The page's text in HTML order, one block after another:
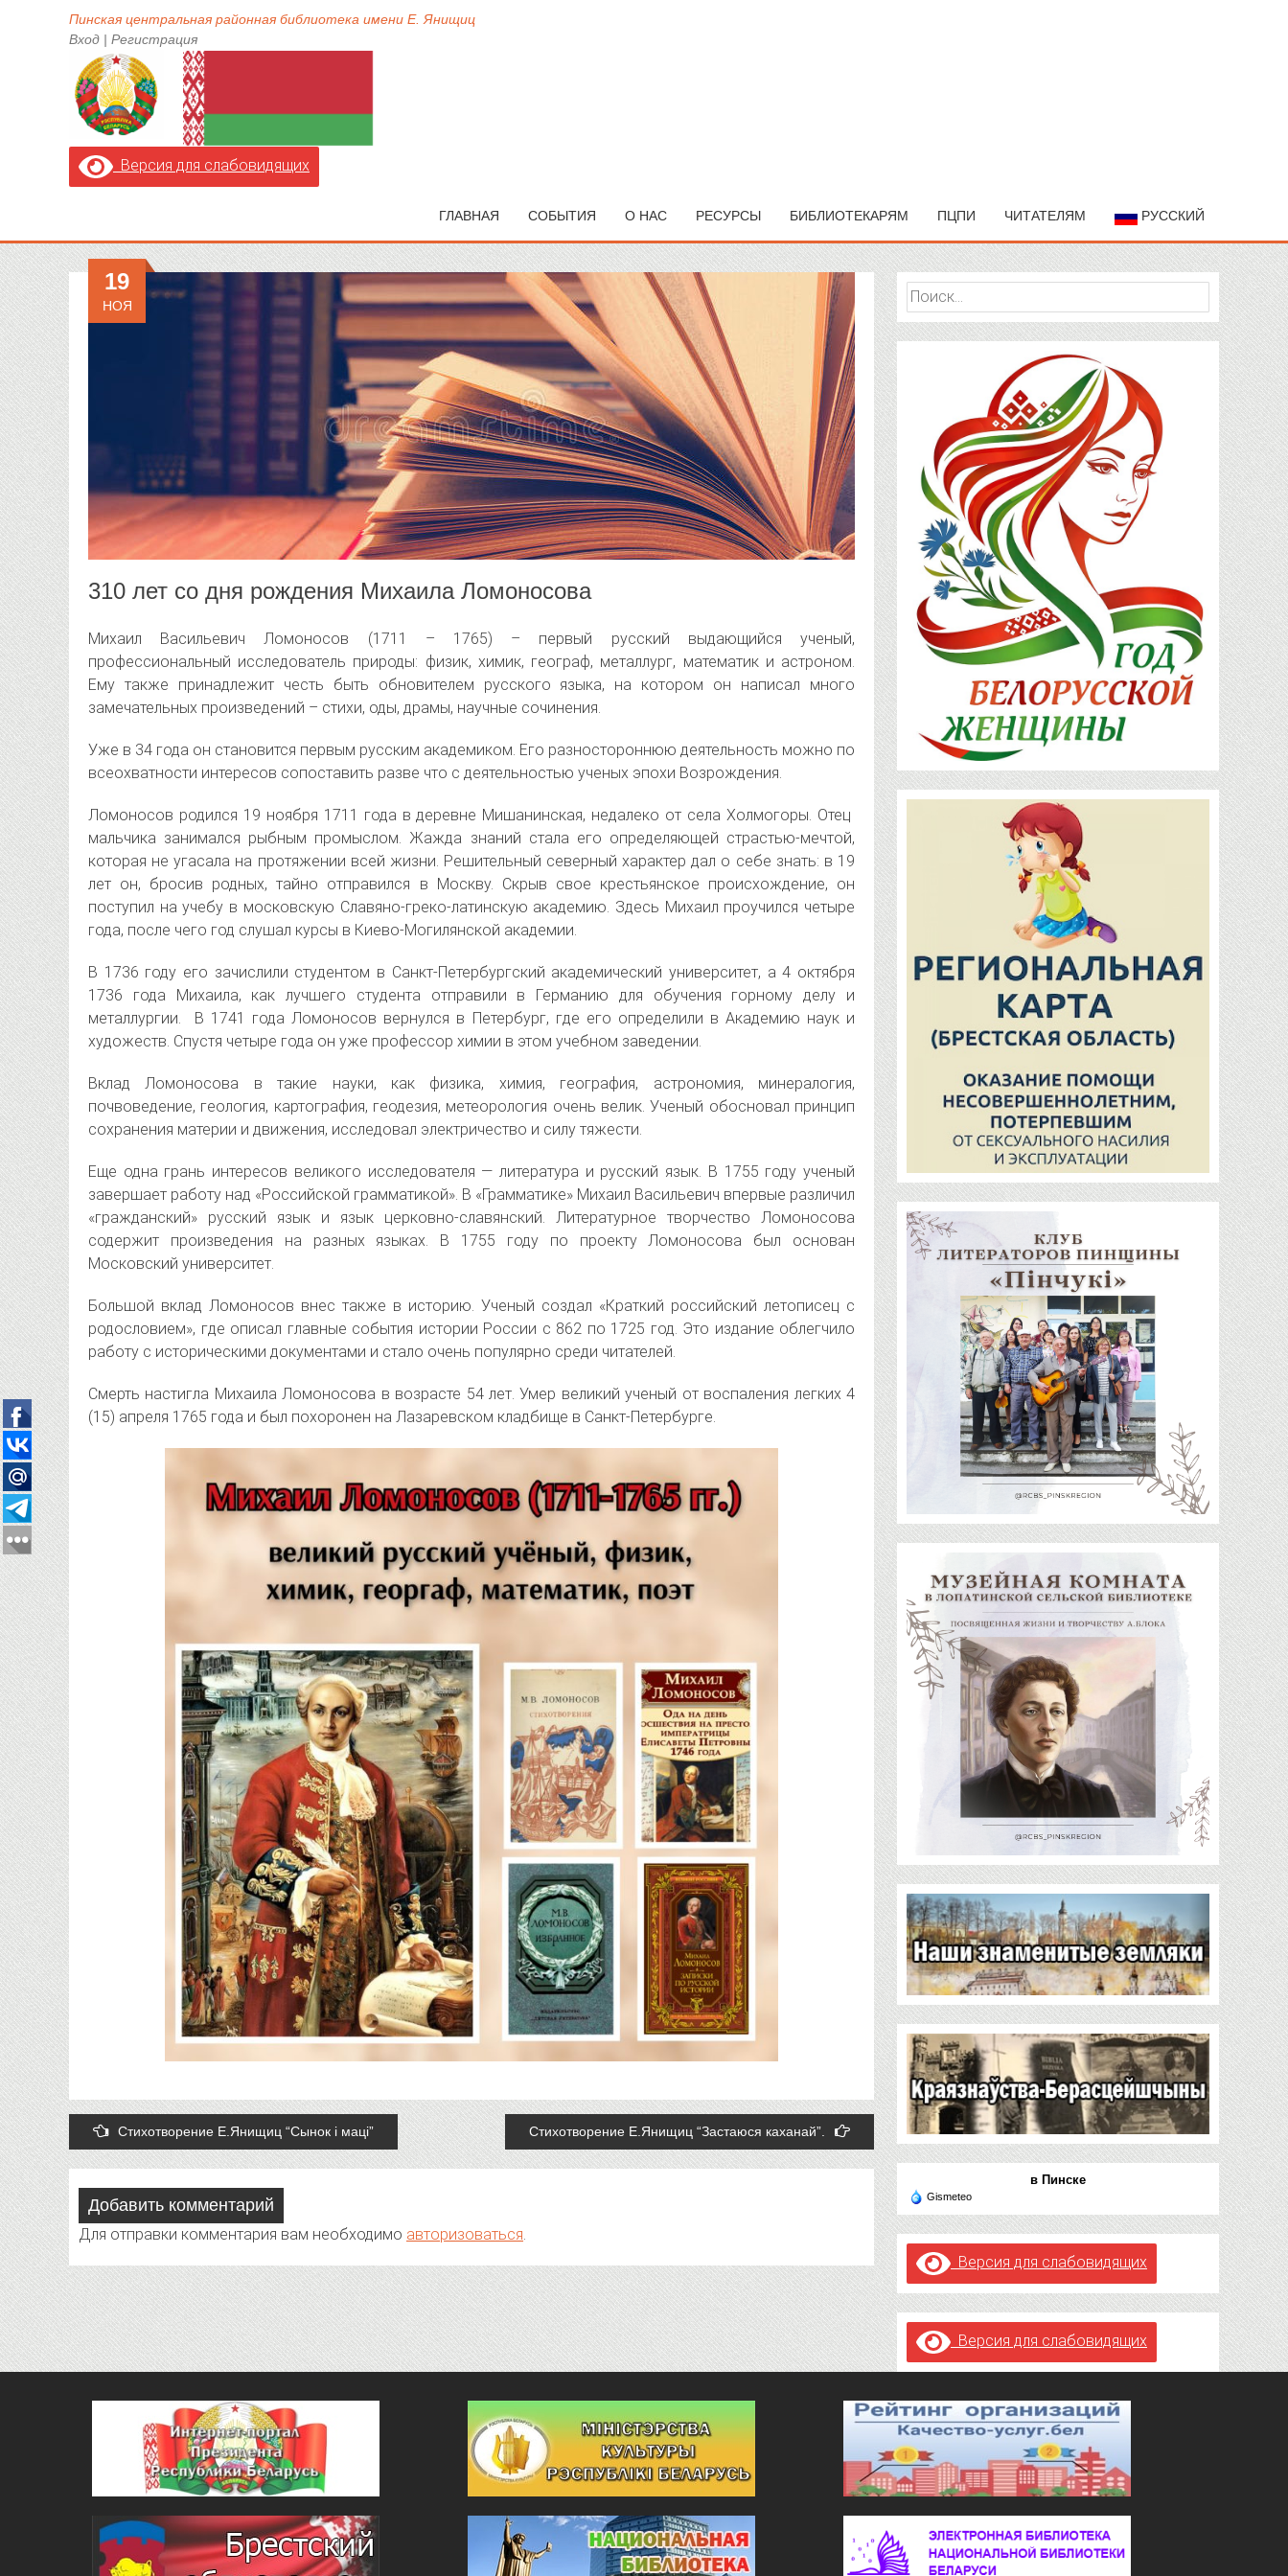
Пинская центральная районная библиотека имени Е. Янищиц
Вход | Регистрация
Версия для слабовидящих
ГЛАВНАЯ СОБЫТИЯ О НАС РЕСУРСЫ БИБЛИОТЕКАРЯМ ПЦПИ ЧИТАТЕЛЯМ РУССКИЙ
310 лет со дня рождения Михаила Ломоносова
19
НОЯ
Михаил Васильевич Ломоносов (1711 – 1765) – первый русский выдающийся ученый,
профессиональный исследователь природы: физик, химик, географ, металлург, математик и астроном.
Ему также принадлежит честь быть обновителем русского языка, на котором он написал много
замечательных произведений – стихи, оды, драмы, научные сочинения.
Уже в 34 года он становится первым русским академиком. Его разностороннюю деятельность можно по
всеохватности интересов сопоставить разве что с деятельностью ученых эпохи Возрождения.
Ломоносов родился 19 ноября 1711 года в деревне Мишанинская, недалеко от села Холмогоры. Отец
мальчика занимался рыбным промыслом. Жажда знаний стала его определяющей страстью-мечтой,
которая не угасала на протяжении всей жизни. Решительный северный характер дал о себе знать: в 19
лет он, бросив родных, тайно отправился в Москву. Скрыв свое крестьянское происхождение, он
поступил на учебу в московскую Славяно-греко-латинскую академию. Здесь Михаил проучился четыре
года, после чего год слушал курсы в Киево-Могилянской академии.
В 1736 году его зачислили студентом в Санкт-Петербургский академический университет, а 4 октября
1736 года Михаила, как лучшего студента отправили в Германию для обучения горному делу и
металлургии. В 1741 года Ломоносов вернулся в Петербург, где его определили в Академию наук и
художеств. Спустя четыре года он уже профессор химии в этом учебном заведении.
Вклад Ломоносова в такие науки, как физика, химия, география, астрономия, минералогия,
почвоведение, геология, картография, геодезия, метеорология очень велик. Ученый обосновал принцип
сохранения материи и движения, исследовал электричество и силу тяжести.
Еще одна грань интересов великого исследователя — литература и русский язык. В 1755 году ученый
завершает работу над «Российской грамматикой». В «Грамматике» Михаил Васильевич впервые различил
«гражданский» русский язык и язык церковно-славянский. Литературное творчество Ломоносова
содержит произведения на разных языках. В 1755 году по проекту Ломоносова был основан
Московский университет.
Большой вклад Ломоносов внес также в историю. Ученый создал «Краткий российский летописец с
родословием», где описал главные события истории России с 862 по 1725 год. Это издание облегчило
работу с историческими документами и стало очень популярно среди читателей.
Смерть настигла Михаила Ломоносова в возрасте 54 лет. Умер великий ученый от воспаления легких 4
(15) апреля 1765 года и был похоронен на Лазаревском кладбище в Санкт-Петербурге.
Post
navigation
Стихотворение Е.Янищиц “Сынок і маці” Стихотворение Е.Янищиц “Застаюся каханай”.
Добавить комментарий
Для отправки комментария вам необходимо авторизоваться.
Найти:
в Пинске
Gismeteo
Версия для слабовидящих
Версия для слабовидящих